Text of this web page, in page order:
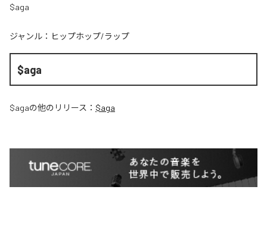
$aga
ジャンル： ヒップホップ/ラップ
$aga
$agaの他のリリース： $aga